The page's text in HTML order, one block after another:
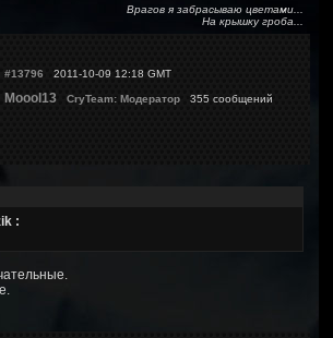
Врагов я забрасываю цветами...
На крышку гроба...
#13796 2011-10-09 12:18 GMT
Moool13 CryTeam: Модератор 355 сообщений
: